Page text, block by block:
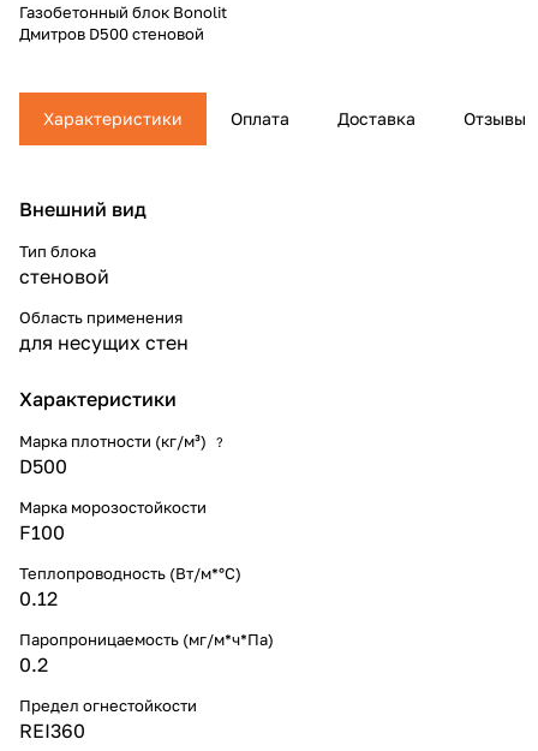
Газобетонный блок Bonolit
Дмитров D500 стеновой
Характеристики Оплата Доставка Отзывы
Внешний вид
Тип блока
стеновой
Область применения
для несущих стен
Характеристики
Марка плотности (кг/м³) ?
D500
Марка морозостойкости
F100
Теплопроводность (Вт/м*°С)
0.12
Паропроницаемость (мг/м*ч*Па)
0.2
Предел огнестойкости
REI360